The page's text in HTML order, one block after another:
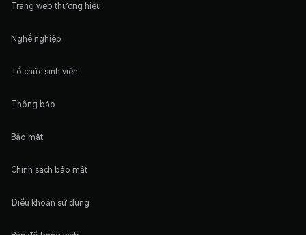
Trang web thương hiệu
Nghề nghiệp
Tổ chức sinh viên
Thông báo
Bảo mật
Chính sách bảo mật
Điều khoản sử dụng